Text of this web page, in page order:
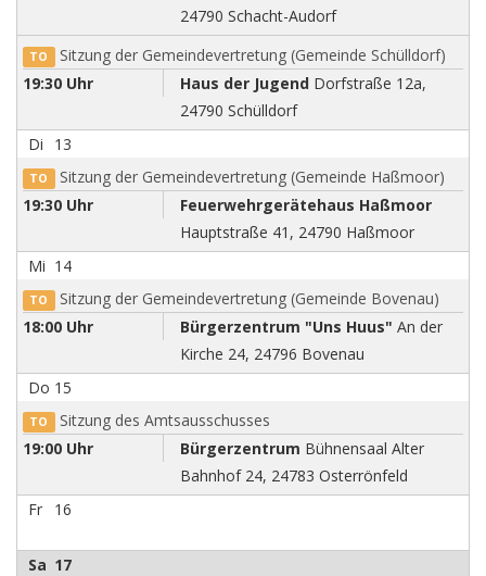
24790 Schacht-Audorf
TO Sitzung der Gemeindevertretung (Gemeinde Schülldorf)
19:30 Uhr
Haus der Jugend Dorfstraße 12a,
24790 Schülldorf
Di
13
TO Sitzung der Gemeindevertretung (Gemeinde Haßmoor)
19:30 Uhr
Feuerwehrgerätehaus Haßmoor
Hauptstraße 41, 24790 Haßmoor
Mi 14
TO Sitzung der Gemeindevertretung (Gemeinde Bovenau)
18:00 Uhr
Bürgerzentrum "Uns Huus" An der
Kirche 24, 24796 Bovenau
Do 15
TO Sitzung des Amtsausschusses
19:00 Uhr
Bürgerzentrum Bühnensaal Alter
Bahnhof 24, 24783 Osterrönfeld
Fr
16
Sa 17